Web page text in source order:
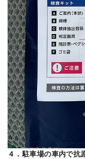
４．駐車場の車内で抗